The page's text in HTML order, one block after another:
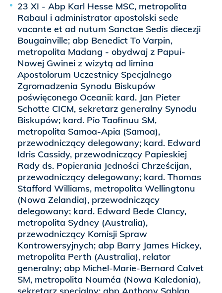
23 XI - Abp Karl Hesse MSC, metropolita
Rabaul i administrator apostolski sede
vacante et ad nutum Sanctae Sedis diecezji
Bougainville; abp Benedict To Varpin,
metropolita Madang - obydwaj z Papui-
Nowej Gwinei z wizytą ad limina
Apostolorum Uczestnicy Specjalnego
Zgromadzenia Synodu Biskupów
poświęconego Oceanii: kard. Jan Pieter
Schotte CICM, sekretarz generalny Synodu
Biskupów; kard. Pio Taofinuu SM,
metropolita Samoa-Apia (Samoa),
przewodniczący delegowany; kard. Edward
Idris Cassidy, przewodniczący Papieskiej
Rady ds. Popierania Jedności Chrześcijan,
przewodniczący delegowany; kard. Thomas
Stafford Williams, metropolita Wellingtonu
(Nowa Zelandia), przewodniczący
delegowany; kard. Edward Bede Clancy,
metropolita Sydney (Australia),
przewodniczący Komisji Spraw
Kontrowersyjnych; abp Barry James Hickey,
metropolita Perth (Australia), relator
generalny; abp Michel-Marie-Bernard Calvet
SM, metropolita Nouméa (Nowa Kaledonia),